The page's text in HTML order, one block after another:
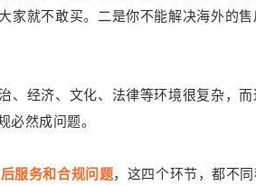
家就不敢买。二是你不能解决海外的
、经济、文化、法律等环境很复杂，
必然成问题。
服务和合规问题，这四个环节，都不